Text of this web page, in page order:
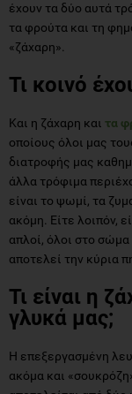
έχουν τα δύο αυτά
τα φρούτα και τη
«ζάχαρη».
Τι κοινό
Και η ζάχαρη και τα
οποίους όλοι μας
διατροφής μας
άλλα τρόφιμα
είναι το ψωμί, τα
ακόμη. Είτε λοιπόν,
απλοί, όλοι στο
αποτελεί την κύρια
Τι είναι η
γλυκά μας;
Η επεξεργασμένη
ακόμα και